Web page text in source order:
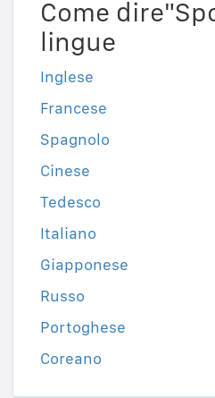
Come
lingue
Inglese
Francese
Spagnolo
Cinese
Tedesco
Italiano
Giapponese
Russo
Portoghese
Coreano